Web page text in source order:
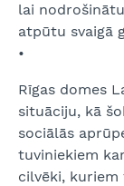
lai
atpūtu svaigā
•
Rīgas domes
situāciju, kā
sociālās
tuviniekiem
cilvēki, kuriem